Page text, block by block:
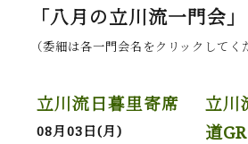
「八月の立川流一門会」
（委細は各一門会名をクリックしてく
立川流日暮里寄席
08月03日(月)
立川
道